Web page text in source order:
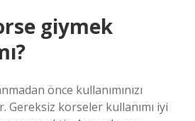
giymek
önce kullanımınızı
Gereksiz korseler kullanımı iyi